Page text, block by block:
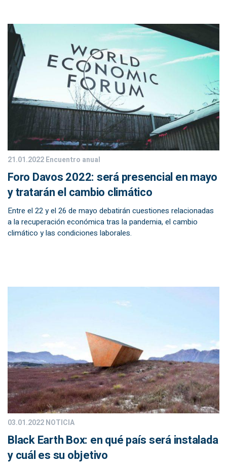
21.01.2022Encuentro anual
Foro Davos 2022: será presencial en mayo
y tratarán el cambio climático
Entre el 22 y el 26 de mayo debatirán cuestiones relacionadas
a la recuperación económica tras la pandemia, el cambio
climático y las condiciones laborales.
03.01.2022NOTICIA
Black Earth Box: en qué país será instalada
y cuál es su objetivo